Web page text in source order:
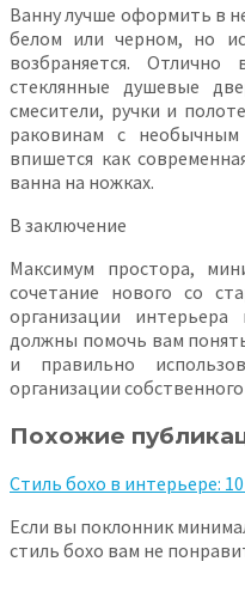
Ванну лучше оформить в
белом или черном, но
возбраняется.
стеклянные душевые
смесители, ручки и
раковинам с
впишется как
ванна на ножках.
В заключение
Максимум простора,
сочетание нового со
организации
должны помочь вам
и правильно
организации
Похожие
Стиль бохо в интерьере:
Если вы поклонник
стиль бохо вам не